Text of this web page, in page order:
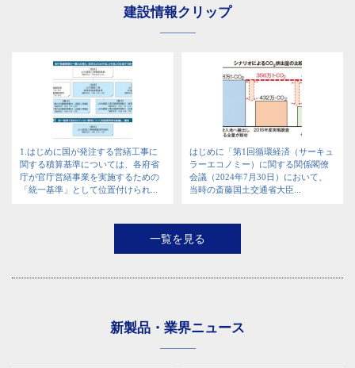
建設情報クリップ
1.はじめに国が発注する営繕工事に
関する積算基準については、各府省
庁が官庁営繕事業を実施するための
「統一基準」として位置付けられ...
はじめに「第1回循環経済（サーキュ
ラーエコノミー）に関する関係閣僚
会議（2024年7月30日）において、
当時の斎藤国土交通省大臣...
一覧を見る
新製品・業界ニュース